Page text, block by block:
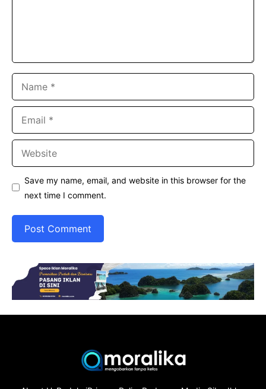
Save my name, email, and website in this browser for the
next time I comment.